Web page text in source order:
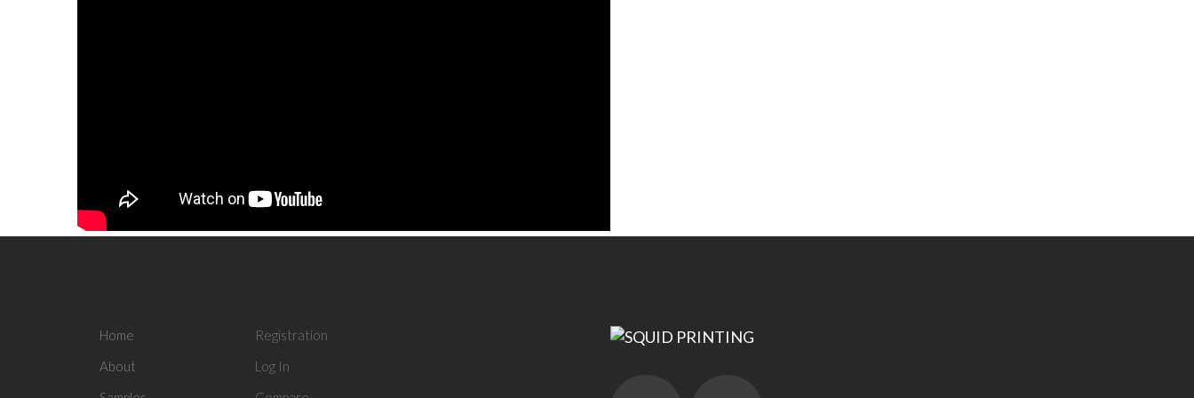
Home
About
Registration
Log In